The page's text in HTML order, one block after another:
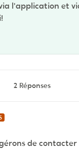
l'application et
2 Réponses
de